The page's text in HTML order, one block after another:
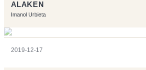
ALAKEN
Imanol Urbieta
2019-12-17